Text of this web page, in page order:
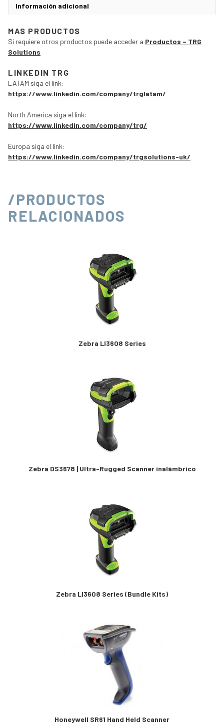
Información adicional
MAS PRODUCTOS
Si requiere otros productos puede acceder a Productos – TRG
Solutions
LINKEDIN TRG
LATAM siga el link:
https://www.linkedin.com/company/trglatam/
North America siga el link:
https://www.linkedin.com/company/trg/
Europa siga el link:
https://www.linkedin.com/company/trgsolutions-uk/
/PRODUCTOS
RELACIONADOS
Zebra LI3608 Series
Zebra DS3678 | Ultra-Rugged Scanner inalámbrico
Zebra LI3608 Series (Bundle Kits)
Honeywell SR61 Hand Held Scanner